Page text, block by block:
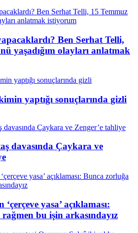
Ben Serhat Telli,
yaşadığım olayları anlatmak
yaptığı sonuçlarında gizli
davasında Çaykara ve
‘çerçeve yasa’ açıklaması:
bu işin arkasındayız